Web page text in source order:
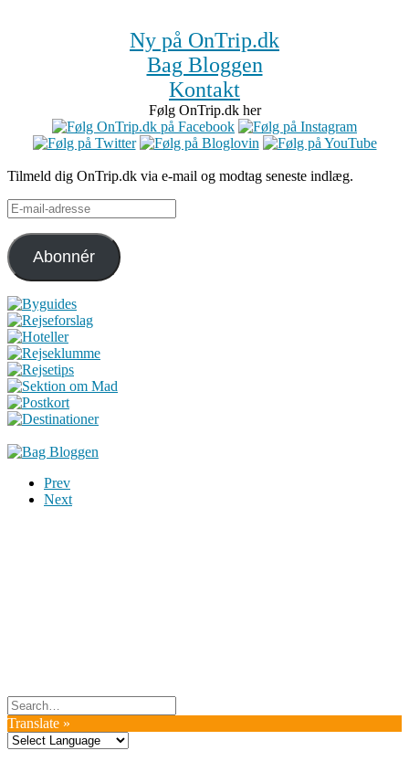
Ny på OnTrip.dk
Bag Bloggen
Kontakt
Følg OnTrip.dk her
Tilmeld dig OnTrip.dk via e-mail og modtag seneste indlæg.
E-
mail-
adresse
Abonnér
Prev
Next
Translate »